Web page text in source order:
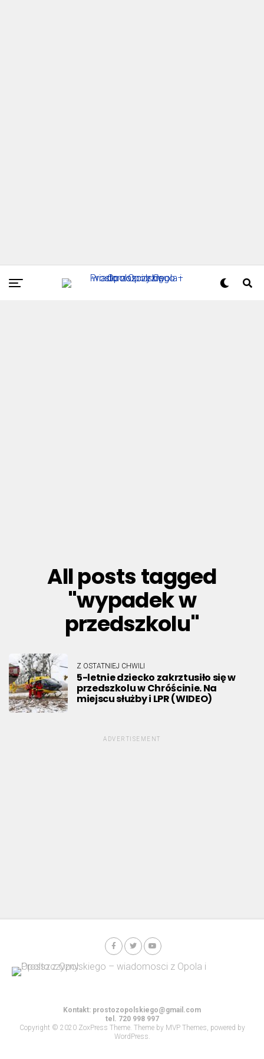
All posts tagged
"wypadek w
przedszkolu"
Z OSTATNIEJ CHWILI
5-letnie dziecko zakrztusiło się w
przedszkolu w Chróścinie. Na
miejscu służby i LPR (WIDEO)
ADVERTISEMENT
Kontakt: prostozopolskiego@gmail.com
tel. 720 998 997
Copyright © 2020 ZoxPress Theme. Theme by MVP Themes, powered by
WordPress.